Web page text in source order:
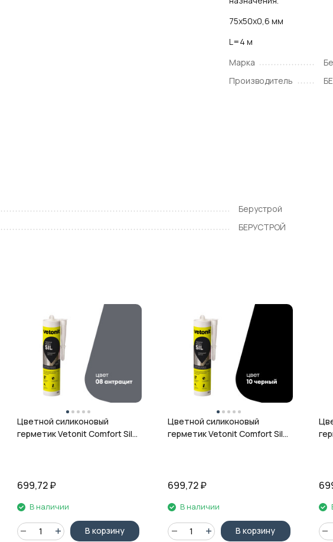
75х50х0,6 мм
L=4 м
Марка
Производитель
Берустрой
БЕРУСТРОЙ
Цветной силиконовый
герметик Vetonit Comfort Sil,
699,72₽
В наличии
В корзину
Цветной силиконовый
герметик Vetonit Comfort Sil,
699,72₽
В наличии
В корзину